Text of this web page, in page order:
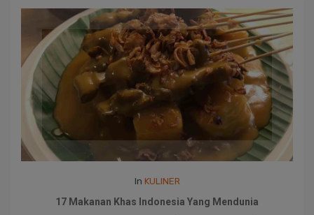
In KULINER
17 Makanan Khas Indonesia Yang Mendunia